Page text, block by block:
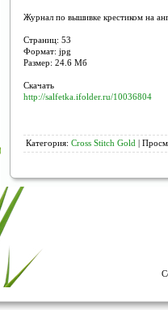
Журнал по вышивке крестиком на
Страниц: 53
Формат: jpg
Размер: 24.6 Мб
Скачать
http://salfetka.ifolder.ru/10036804
Категория: Cross Stitch Gold |